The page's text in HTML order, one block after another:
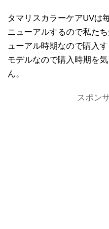
タマリスカラーケアUVは
ニューアルするので私た
ューアル時期なので購入
モデルなので購入時期を
ん。
スポン